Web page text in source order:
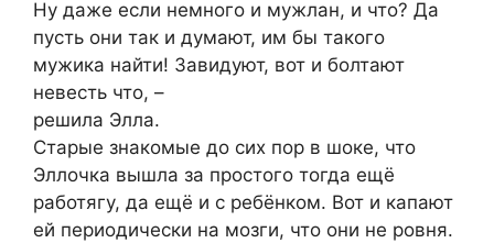
Ну даже если немного и мужлан, и что? Да
пусть они так и думают, им бы такого
мужика найти! Завидуют, вот и болтают
невесть что, –
решила Элла.
Старые знакомые до сих пор в шоке, что
Эллочка вышла за простого тогда ещё
работягу, да ещё и с ребёнком. Вот и капают
ей периодически на мозги, что они не ровня.